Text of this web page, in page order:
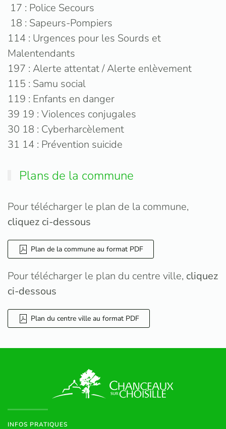
17 : Police Secours
18 : Sapeurs-Pompiers
114 : Urgences pour les Sourds et
Malentendants
197 : Alerte attentat / Alerte enlèvement
115 : Samu social
119 : Enfants en danger
39 19 : Violences conjugales
30 18 : Cyberharcèlement
31 14 : Prévention suicide
Plans de la commune
Pour télécharger le plan de la commune,
cliquez ci-dessous
Plan de la commune au format PDF
Pour télécharger le plan du centre ville, cliquez
ci-dessous
Plan du centre ville au format PDF
INFOS PRATIQUES